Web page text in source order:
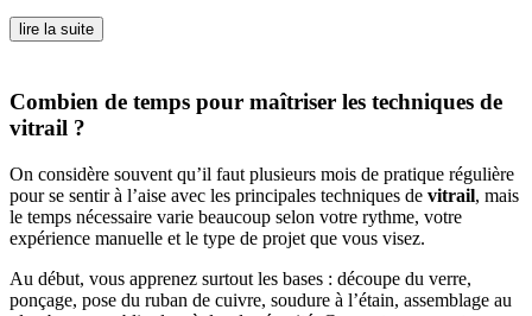
lire la suite
Combien de temps pour maîtriser les techniques de
vitrail ?
On considère souvent qu’il faut plusieurs mois de pratique régulière
pour se sentir à l’aise avec les principales techniques de vitrail, mais
le temps nécessaire varie beaucoup selon votre rythme, votre
expérience manuelle et le type de projet que vous visez.
Au début, vous apprenez surtout les bases : découpe du verre,
ponçage, pose du ruban de cuivre, soudure à l’étain, assemblage au